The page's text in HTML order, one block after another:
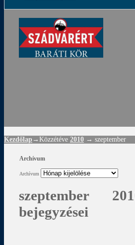
Kezdőlap →Közzétéve 2010 → szeptember
Archívum
Archívum
szeptember
bejegyzései